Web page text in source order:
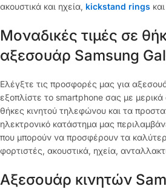
ακουστικά και ηχεία, kickstand rings
Μοναδικές τιμές σε
αξεσουάρ Samsung
Ελέγξτε τις προσφορές μας για
εξοπλίστε το smartphone σας με μερικά
θήκες κινητού τηλεφώνου και τα
ηλεκτρονικό κατάστημα μας
που μπορούν να προσφέρουν τα
φορτιστές, ακουστικά, ηχεία,
Αξεσουάρ κινητών